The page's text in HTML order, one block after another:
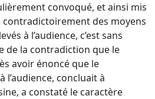
convoqué, et ainsi mis
des moyens
à l’audience, c’est sans
de la contradiction que le
avoir énoncé que le
l’audience, concluait à
a constaté le caractère